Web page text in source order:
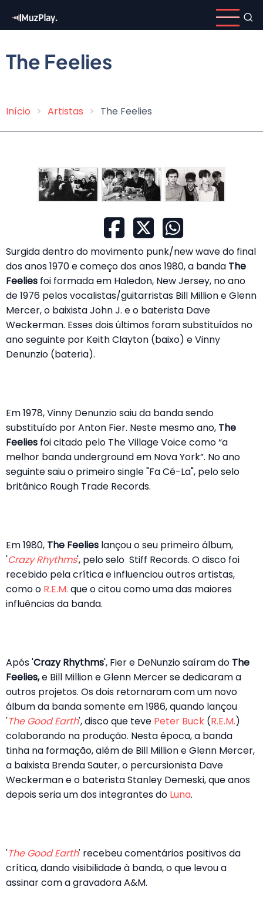
para
conteúdo
principal
The Feelies
Trilha
navegação
Início Artistas The Feelies
Surgida dentro do movimento punk/new wave do final
dos anos 1970 e começo dos anos 1980, a banda The
Feelies foi formada em Haledon, New Jersey, no ano
de 1976 pelos vocalistas/guitarristas Bill Million e Glenn
Mercer, o baixista John J. e o baterista Dave
Weckerman. Esses dois últimos foram substituídos no
ano seguinte por Keith Clayton (baixo) e Vinny
Denunzio (bateria).
Em 1978, Vinny Denunzio saiu da banda sendo
substituído por Anton Fier. Neste mesmo ano, The
Feelies foi citado pelo The Village Voice como “a
melhor banda underground em Nova York”. No ano
seguinte saiu o primeiro single "Fa Cé-La", pelo selo
britânico Rough Trade Records.
Em 1980, The Feelies lançou o seu primeiro álbum,
'Crazy Rhythms', pelo selo Stiff Records. O disco foi
recebido pela crítica e influenciou outros artistas,
como o R.E.M. que o citou como uma das maiores
influências da banda.
Após 'Crazy Rhythms', Fier e DeNunzio saíram do The
Feelies,e Bill Million e Glenn Mercer se dedicaram a
outros projetos. Os dois retornaram com um novo
álbum da banda somente em 1986, quando lançou
'The Good Earth', disco que teve Peter Buck (R.E.M.)
colaborando na produção. Nesta época, a banda
tinha na formação, além de Bill Million e Glenn Mercer,
a baixista Brenda Sauter, o percursionista Dave
Weckerman e o baterista Stanley Demeski, que anos
depois seria um dos integrantes do Luna.
'The Good Earth' recebeu comentários positivos da
crítica, dando visibilidade à banda, o que levou a
assinar com a gravadora A&M.